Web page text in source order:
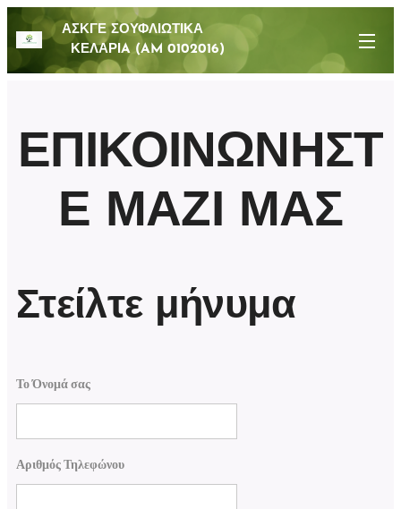
ΑΣΚΓΕ ΣΟΥΦΛΙΩΤΙΚΑ
ΚΕΛΑΡΙA (AM 0102016)
ΕΠΙΚΟΙΝΩΝΗΣΤ
Ε ΜΑΖΙ ΜΑΣ
Στείλτε μήνυμα
Το Όνομά σας
Αριθμός Τηλεφώνου